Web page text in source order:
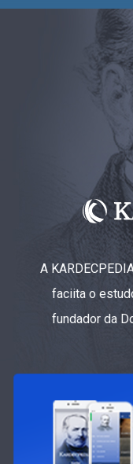
A
faciita o
fundador da